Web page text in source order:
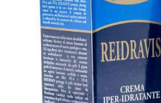
immagini